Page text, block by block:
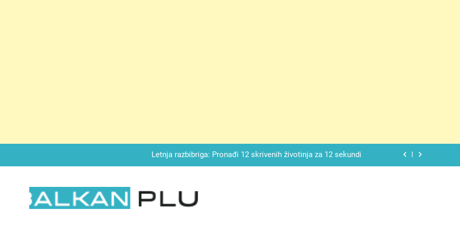
Letnja razbibriga: Pronađi 12 skrivenih životinja za 12 sekundi
Matematički zadatak koji je podijelio Balkan: Do tačnog odgovora izgleda još nismo stigli